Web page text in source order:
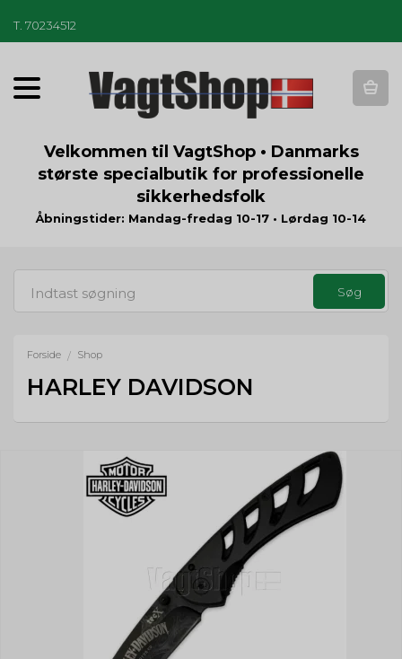
T 70234512
T
o
g
a
t
o
Velkommen til VagtShop • Danmarks
største specialbutik for professionelle
sikkerhedsfolk
Åbningstider: Mandag-fredag 10-17 • Lørdag 10-14
Forside / Shop
HARLEY DAVIDSON